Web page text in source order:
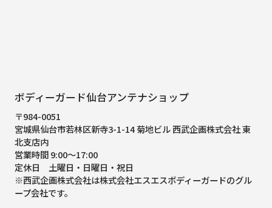
ボディーガード仙台アンテナショップ
〒984-0051
宮城県仙台市若林区新寺3-1-14 菊地ビル 西武企画株式会社 東
北支店内
営業時間 9:00～17:00
定休日 土曜日・日曜日・祝日
※西武企画株式会社は株式会社エスエスボディーガードのグル
ープ会社です。